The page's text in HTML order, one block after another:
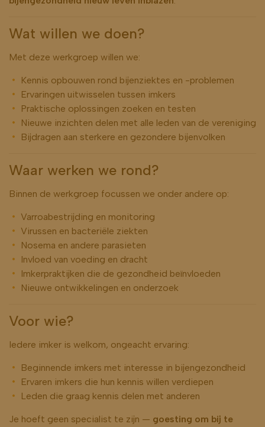
Wat willen we doen?
Met deze werkgroep willen we:
Kennis opbouwen rond bijenziektes en -problemen
Ervaringen uitwisselen tussen imkers
Praktische oplossingen zoeken en testen
Nieuwe inzichten delen met alle leden van de vereniging
Bijdragen aan sterkere en gezondere bijenvolken
Waar werken we rond?
Binnen de werkgroep focussen we onder andere op:
Varroabestrijding en monitoring
Virussen en bacteriële ziekten
Nosema en andere parasieten
Invloed van voeding en dracht
Imkerpraktijken die de gezondheid beïnvloeden
Nieuwe ontwikkelingen en onderzoek
Voor wie?
Iedere imker is welkom, ongeacht ervaring:
Beginnende imkers met interesse in bijengezondheid
Ervaren imkers die hun kennis willen verdiepen
Leden die graag kennis delen met anderen
Je hoeft geen specialist te zijn — goesting om bij te